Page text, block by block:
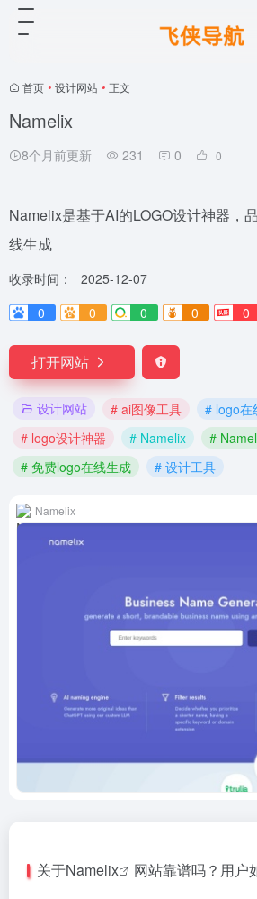
首页 • 设计网站 • 正文
Namelix
8个月前更新 231 0 0
Namelix是基于AI的LOGO设计神器，
线生成
收录时间：
2025-12-07
0
0 0 0 0
打开网站
设计网站 # ai图像工具
# logo在
# logo设计神器
# Namelix
#
# 免费logo在线生成
# 设计工具
Namelix
关于Namelix 网站靠谱吗？用户